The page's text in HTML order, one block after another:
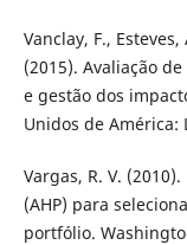
Vanclay, F.,
(2015). Avaliação
e gestão dos
Unidos de
Vargas, R. V.
(AHP) para
portfólio.